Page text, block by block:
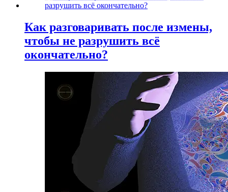
Как разговаривать после измены,
чтобы не разрушить всё
окончательно?